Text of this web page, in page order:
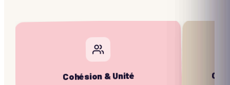
Cohésion & Unité